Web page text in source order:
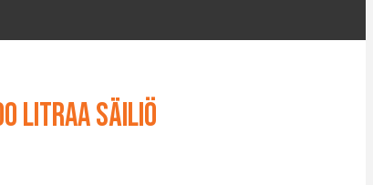
litraa säiliö